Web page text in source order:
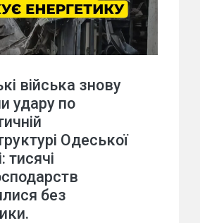
війська знову
удару по
Одеської
тисячі
без